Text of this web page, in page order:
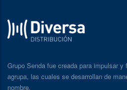
Grupo Senda fue creada para impulsar
agrupa, las cuales se desarrollan de
nombre.